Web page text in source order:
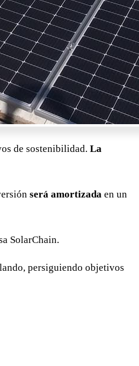
de sostenibilidad. La
será amortizada en un
SolarChain.
persiguiendo objetivos